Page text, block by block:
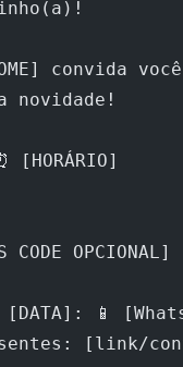
convida
novidade!
[HORÁRIO]
CODE OPCIONAL]
📱
[link/